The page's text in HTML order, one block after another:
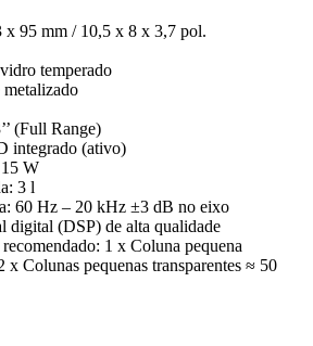
x 95 mm / 10,5 x 8 x 3,7 pol.
temperado
metalizado
(Full Range)
integrado (ativo)
W
3 l
60 Hz – 20 kHz ±3 dB no eixo
digital (DSP) de alta qualidade
1 x Coluna pequena
x Colunas pequenas transparentes ≈ 50